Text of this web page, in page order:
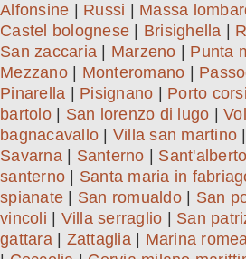
Alfonsine
Russi Massa
Castel bolognese
Brisighella
San zaccaria
Marzeno Punta
Mezzano| Monteromano
Pinarella
Pisignano Porto
bartolo| San lorenzo di lugo
bagnacavallo
Villa san martino
Savarna| Santerno Sant'alberto
santerno
Santa maria in
spianate
San romualdo| San
vincoli
Villa serraglio San
gattara| Zattaglia| Marina